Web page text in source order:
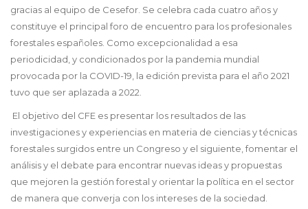
gracias al equipo de Cesefor. Se celebra cada cuatro años y
constituye el principal foro de encuentro para los profesionales
forestales españoles. Como excepcionalidad a esa
periodicidad, y condicionados por la pandemia mundial
provocada por la COVID-19, la edición prevista para el año 2021
tuvo que ser aplazada a 2022.
El objetivo del CFE es presentar los resultados de las
investigaciones y experiencias en materia de ciencias y técnicas
forestales surgidos entre un Congreso y el siguiente, fomentar el
análisis y el debate para encontrar nuevas ideas y propuestas
que mejoren la gestión forestal y orientar la política en el sector
de manera que converja con los intereses de la sociedad.